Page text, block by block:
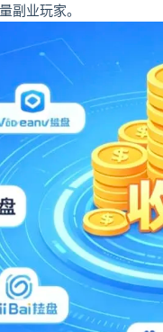
副业玩家。